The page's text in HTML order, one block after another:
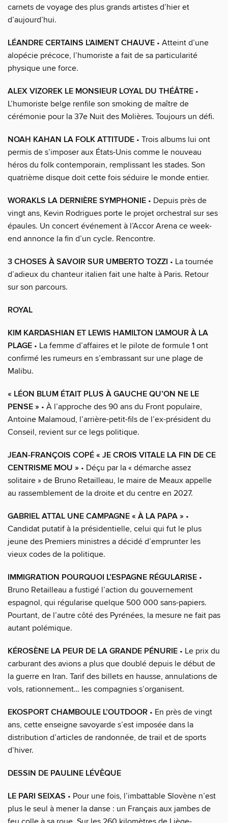
carnets de voyage des plus grands artistes d’hier et
d’aujourd’hui.
LÉANDRE CERTAINS L’AIMENT CHAUVE • Atteint d’une
alopécie précoce, l’humoriste a fait de sa particularité
physique une force.
ALEX VIZOREK LE MONSIEUR LOYAL DU THÉÂTRE •
L’humoriste belge renfile son smoking de maître de
cérémonie pour la 37e Nuit des Molières. Toujours un défi.
NOAH KAHAN LA FOLK ATTITUDE • Trois albums lui ont
permis de s’imposer aux États-Unis comme le nouveau
héros du folk contemporain, remplissant les stades. Son
quatrième disque doit cette fois séduire le monde entier.
WORAKLS LA DERNIÈRE SYMPHONIE • Depuis près de
vingt ans, Kevin Rodrigues porte le projet orchestral sur ses
épaules. Un concert événement à l’Accor Arena ce week-
end annonce la fin d’un cycle. Rencontre.
3 CHOSES À SAVOIR SUR UMBERTO TOZZI • La tournée
d’adieux du chanteur italien fait une halte à Paris. Retour
sur son parcours.
ROYAL
KIM KARDASHIAN ET LEWIS HAMILTON L’AMOUR À LA
PLAGE • La femme d’affaires et le pilote de formule 1 ont
confirmé les rumeurs en s’embrassant sur une plage de
Malibu.
« LÉON BLUM ÉTAIT PLUS À GAUCHE QU’ON NE LE
PENSE » • À l’approche des 90 ans du Front populaire,
Antoine Malamoud, l’arrière-petit-fils de l’ex-président du
Conseil, revient sur ce legs politique.
JEAN-FRANÇOIS COPÉ « JE CROIS VITALE LA FIN DE CE
CENTRISME MOU » • Déçu par la « démarche assez
solitaire » de Bruno Retailleau, le maire de Meaux appelle
au rassemblement de la droite et du centre en 2027.
GABRIEL ATTAL UNE CAMPAGNE « À LA PAPA » •
Candidat putatif à la présidentielle, celui qui fut le plus
jeune des Premiers ministres a décidé d’emprunter les
vieux codes de la politique.
IMMIGRATION POURQUOI L’ESPAGNE RÉGULARISE •
Bruno Retailleau a fustigé l’action du gouvernement
espagnol, qui régularise quelque 500 000 sans-papiers.
Pourtant, de l’autre côté des Pyrénées, la mesure ne fait pas
autant polémique.
KÉROSÈNE LA PEUR DE LA GRANDE PÉNURIE • Le prix du
carburant des avions a plus que doublé depuis le début de
la guerre en Iran. Tarif des billets en hausse, annulations de
vols, rationnement… les compagnies s’organisent.
EKOSPORT CHAMBOULE L’OUTDOOR • En près de vingt
ans, cette enseigne savoyarde s’est imposée dans la
distribution d’articles de randonnée, de trail et de sports
d’hiver.
DESSIN DE PAULINE LÉVÊQUE
LE PARI SEIXAS • Pour une fois, l’imbattable Slovène n’est
plus le seul à mener la danse : un Français aux jambes de